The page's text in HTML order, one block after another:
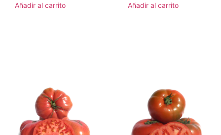
Añadir al carrito Añadir al carrito